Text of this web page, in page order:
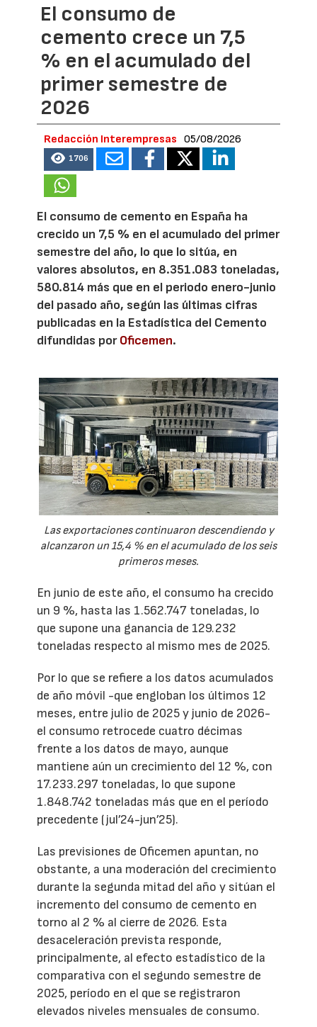
El consumo de
cemento crece un 7,5
% en el acumulado del
primer semestre de
2026
Redacción Interempresas 05/08/2026
1706
El consumo de cemento en España ha
crecido un 7,5 % en el acumulado del primer
semestre del año, lo que lo sitúa, en
valores absolutos, en 8.351.083 toneladas,
580.814 más que en el periodo enero-junio
del pasado año, según las últimas cifras
publicadas en la Estadística del Cemento
difundidas porOficemen.
Las exportaciones continuaron descendiendo y
alcanzaron un 15,4 % en el acumulado de los seis
primeros meses.
En junio de este año, el consumo ha crecido
un 9 %, hasta las 1.562.747 toneladas, lo
que supone una ganancia de 129.232
toneladas respecto al mismo mes de 2025.
Por lo que se refiere a los datos acumulados
de año móvil -que engloban los últimos 12
meses, entre julio de 2025 y junio de 2026-
el consumo retrocede cuatro décimas
frente a los datos de mayo, aunque
mantiene aún un crecimiento del 12 %, con
17.233.297 toneladas, lo que supone
1.848.742 toneladas más que en el período
precedente (jul’24-jun’25).
Las previsiones de Oficemen apuntan, no
obstante, a una moderación del crecimiento
durante la segunda mitad del año y sitúan el
incremento del consumo de cemento en
torno al 2 % al cierre de 2026. Esta
desaceleración prevista responde,
principalmente, al efecto estadístico de la
comparativa con el segundo semestre de
2025, período en el que se registraron
elevados niveles mensuales de consumo.